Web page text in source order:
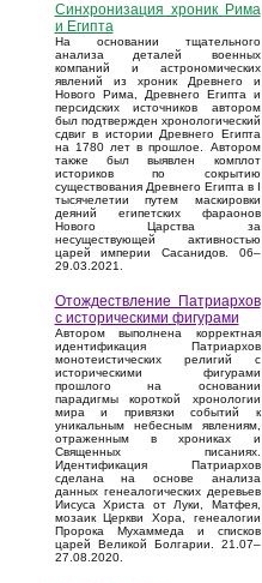
Синхронизация хроник Рима
и Египта
На основании тщательного
анализа деталей военных
компаний и астрономических
явлений из хроник Древнего и
Нового Рима, Древнего Египта и
персидских источников автором
был подтвержден хронологический
сдвиг в истории Древнего Египта
на 1780 лет в прошлое. Автором
также был выявлен комплот
историков по сокрытию
существования Древнего Египта в I
тысячелетии путем маскировки
деяний египетских фараонов
Нового Царства за
несуществующей активностью
царей империи Сасанидов. 06–
29.03.2021.
Отождествление Патриархов
с историческими фигурами
Автором выполнена корректная
идентификация Патриархов
монотеистических религий с
историческими фигурами
прошлого на основании
парадигмы короткой хронологии
мира и привязки событий к
уникальным небесным явлениям,
отраженным в хрониках и
Священных писаниях.
Идентификация Патриархов
сделана на основе анализа
данных генеалогических деревьев
Иисуса Христа от Луки, Матфея,
мозаик Церкви Хора, генеалогии
Пророка Мухаммеда и списков
царей Великой Болгарии. 21.07–
27.08.2020.